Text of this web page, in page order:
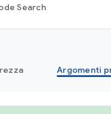
Search
Argomenti